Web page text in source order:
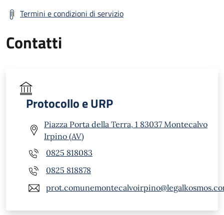
Termini e condizioni di servizio
Contatti
Protocollo e URP
Piazza Porta della Terra, 1 83037 Montecalvo
Irpino (AV)
0825 818083
0825 818878